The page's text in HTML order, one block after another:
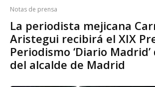
Notas de prensa
La periodista mejicana
Aristegui recibirá el XIX
Periodismo ‘Diario
del alcalde de Madrid